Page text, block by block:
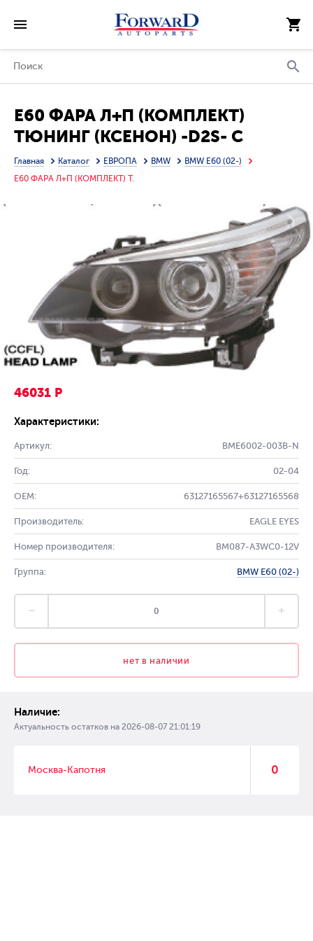
E60 ФАРА Л+П (КОМПЛЕКТ)
ТЮНИНГ (КСЕНОН) -D2S- С
СВЕТЯЩ ОБОДК ЛИНЗОВАН С
РЕГ.МОТОР (EAGLE EYES) ВНУТРИ
Главная Каталог ЕВРОПА BMW
BMW E60 (02-)
E60 ФАРА Л+П (КОМПЛЕКТ) Т.
46031 Р
Характеристики:
Артикул: BME6002-003B-N
Год: 02-04
OEM: 63127165567+63127165568
Производитель: EAGLE EYES
Номер производителя: BM087-A3WC0-12V
Группа: BMW E60 (02-)
нет в наличии
Наличие:
Актуальность остатков на 2026-08-07 21:01:19
Москва-Капотня 0